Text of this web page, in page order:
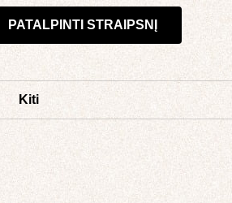
PATALPINTI STRAIPSNĮ
Kiti